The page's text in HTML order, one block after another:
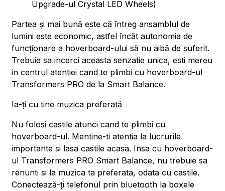
Upgrade-ul Crystal LED Wheels)
Partea și mai bună este că întreg ansamblul de
lumini este economic, astfel încât autonomia de
funcționare a hoverboard-ului să nu aibă de suferit.
Trebuie sa incerci aceasta senzatie unica, esti mereu
in centrul atentiei cand te plimbi cu hoverboard-ul
Transformers PRO de la Smart Balance.
Ia-ți cu tine muzica preferată
Nu folosi castile atunci cand te plimbi cu
hoverboard-ul. Mentine-ti atentia la lucrurile
importante si lasa castile acasa. Insa cu hoverboard-
ul Transformers PRO Smart Balance, nu trebuie sa
renunti si la muzica ta preferata, odata cu castile.
Conectează-ți telefonul prin bluetooth la boxele